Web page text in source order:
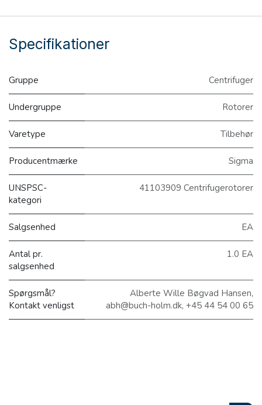
Specifikationer
Gruppe Centrifuger
Undergruppe Rotorer
Varetype Tilbehør
Producentmærke Sigma
UNSPSC-
kategori
41103909 Centrifugerotorer
Salgsenhed EA
Antal pr.
salgsenhed
1.0 EA
Spørgsmål?
Kontakt venligst
Alberte Wille Bøgvad Hansen,
abh@buch-holm.dk, +45 44 54 00 65